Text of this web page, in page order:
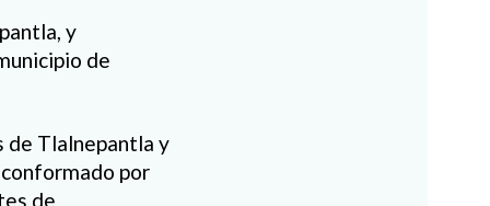
y
de
de Tlalnepantla y
por
de